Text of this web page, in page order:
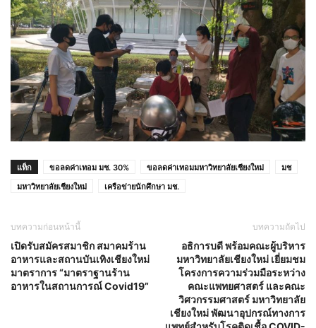
แท็ก ขอลดค่าเทอม มช. 30% ขอลดค่าเทอมมหาวิทยาลัยเชียงใหม่
มช
มหาวิทยาลัยเชียงใหม่
เครือข่ายนักศึกษา มช.
บทความก่อนหน้านี้
เปิดรับสมัครสมาชิก สมาคมร้าน
อาหารและสถานบันเทิงเชียงใหม่
มาตราการ “มาตราฐานร้าน
อาหารในสถานการณ์ Covid19”
บทความถัดไป
อธิการบดี พร้อมคณะผู้บริหาร
มหาวิทยาลัยเชียงใหม่ เยี่ยมชม
โครงการความร่วมมือระหว่าง
คณะแพทยศาสตร์ และคณะ
วิศวกรรมศาสตร์ มหาวิทยาลัย
เชียงใหม่ พัฒนาอุปกรณ์ทางการ